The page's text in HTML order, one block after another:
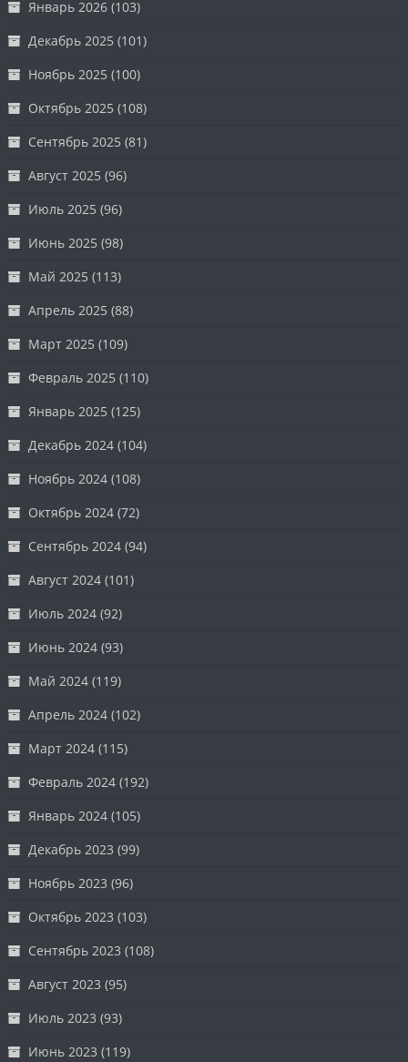
Январь 2026 (103)
Декабрь 2025 (101)
Ноябрь 2025 (100)
Октябрь 2025 (108)
Сентябрь 2025 (81)
Август 2025 (96)
Июль 2025 (96)
Июнь 2025 (98)
Май 2025 (113)
Апрель 2025 (88)
Март 2025 (109)
Февраль 2025 (110)
Январь 2025 (125)
Декабрь 2024 (104)
Ноябрь 2024 (108)
Октябрь 2024 (72)
Сентябрь 2024 (94)
Август 2024 (101)
Июль 2024 (92)
Июнь 2024 (93)
Май 2024 (119)
Апрель 2024 (102)
Март 2024 (115)
Февраль 2024 (192)
Январь 2024 (105)
Декабрь 2023 (99)
Ноябрь 2023 (96)
Октябрь 2023 (103)
Сентябрь 2023 (108)
Август 2023 (95)
Июль 2023 (93)
Июнь 2023 (119)